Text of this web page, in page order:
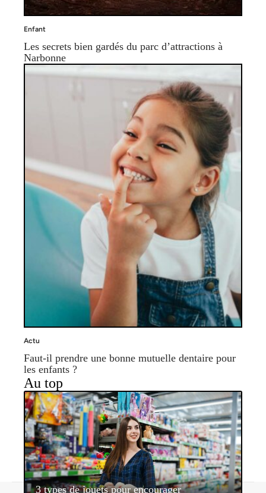
Enfant
Les secrets bien gardés du parc d’attractions à
Narbonne
Actu
Faut-il prendre une bonne mutuelle dentaire pour
les enfants ?
Au top
3 types de jouets pour encourager